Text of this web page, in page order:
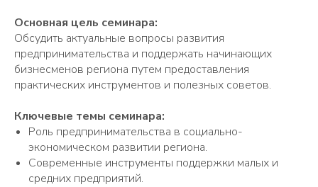
Основная цель семинара:
Обсудить актуальные вопросы развития
предпринимательства и поддержать начинающих
бизнесменов региона путем предоставления
практических инструментов и полезных советов.
Ключевые темы семинара:
Роль предпринимательства в социально-
экономическом развитии региона.
Современные инструменты поддержки малых и
средних предприятий.